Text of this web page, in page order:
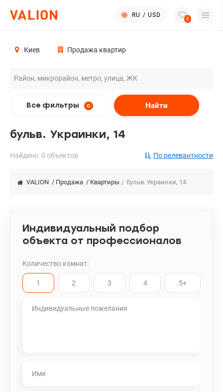
RU / USD
0
Киев Продажа квартир
Все фильтры 0 Найти
бульв. Украинки, 14
Найдено: 0 объектов По релевантности
VALION / Продажа / Квартиры / бульв. Украинки, 14
Индивидуальный подбор
объекта от профессионалов
Количество комнат:
1 2 3 4 5+